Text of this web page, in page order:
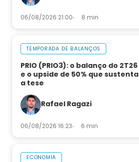
06/08/2026 21:00 8 min
TEMPORADA DE BALANÇOS
PRIO (PRIO3): o balanço do 2T26
e o upside de 50% que sustenta
a tese
Rafael Ragazi
06/08/2026 16:23 6 min
ECONOMIA